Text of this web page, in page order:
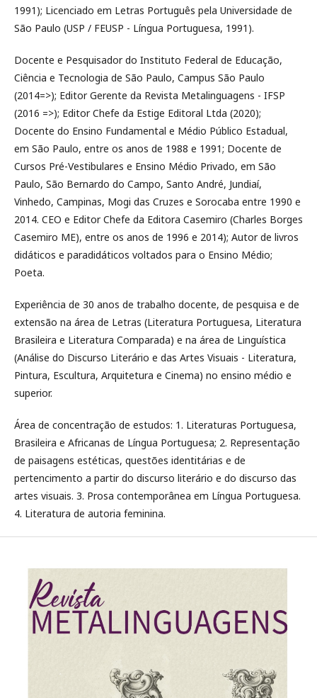
1991); Licenciado em Letras Português pela Universidade de
São Paulo (USP / FEUSP - Língua Portuguesa, 1991).
Docente e Pesquisador do Instituto Federal de Educação,
Ciência e Tecnologia de São Paulo, Campus São Paulo
(2014=>); Editor Gerente da Revista Metalinguagens - IFSP
(2016 =>); Editor Chefe da Estige Editoral Ltda (2020);
Docente do Ensino Fundamental e Médio Público Estadual,
em São Paulo, entre os anos de 1988 e 1991; Docente de
Cursos Pré-Vestibulares e Ensino Médio Privado, em São
Paulo, São Bernardo do Campo, Santo André, Jundiaí,
Vinhedo, Campinas, Mogi das Cruzes e Sorocaba entre 1990 e
2014. CEO e Editor Chefe da Editora Casemiro (Charles Borges
Casemiro ME), entre os anos de 1996 e 2014); Autor de livros
didáticos e paradidáticos voltados para o Ensino Médio;
Poeta.
Experiência de 30 anos de trabalho docente, de pesquisa e de
extensão na área de Letras (Literatura Portuguesa, Literatura
Brasileira e Literatura Comparada) e na área de Linguística
(Análise do Discurso Literário e das Artes Visuais - Literatura,
Pintura, Escultura, Arquitetura e Cinema) no ensino médio e
superior.
Área de concentração de estudos: 1. Literaturas Portuguesa,
Brasileira e Africanas de Língua Portuguesa; 2. Representação
de paisagens estéticas, questões identitárias e de
pertencimento a partir do discurso literário e do discurso das
artes visuais. 3. Prosa contemporânea em Língua Portuguesa.
4. Literatura de autoria feminina.